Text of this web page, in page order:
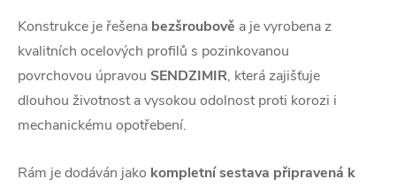
Konstrukce je řešena bezšroubově a je vyrobena z
kvalitních ocelových profilů s pozinkovanou
povrchovou úpravou SENDZIMIR, která zajišťuje
dlouhou životnost a vysokou odolnost proti korozi i
mechanickému opotřebení.
Rám je dodáván jako kompletní sestava připravená k